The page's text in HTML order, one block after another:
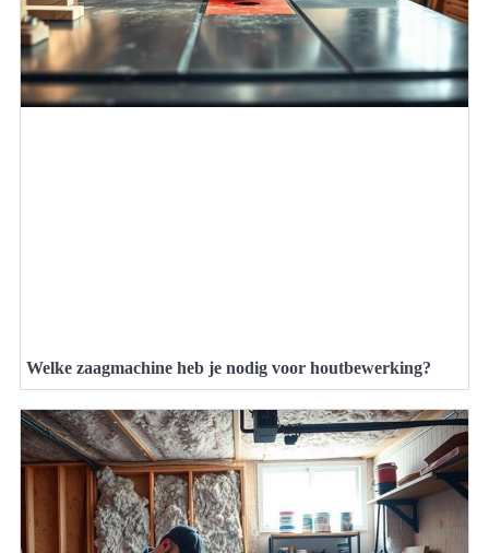
Welke zaagmachine heb je nodig voor houtbewerking?